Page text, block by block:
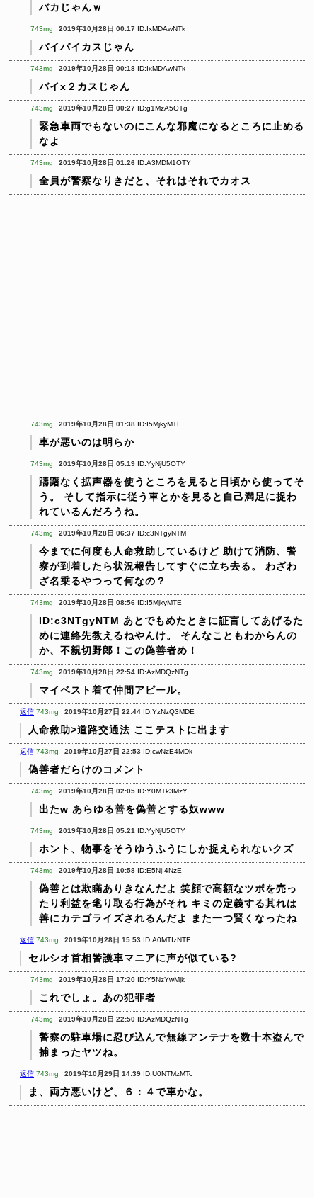
バカじゃんｗ
743mg 2019年10月28日 00:17 ID:IxMDAwNTk
バイバイカスじゃん
743mg 2019年10月28日 00:18 ID:IxMDAwNTk
バイx２カスじゃん
743mg 2019年10月28日 00:27 ID:g1MzA5OTg
緊急車両でもないのにこんな邪魔になるところに止める
なよ
743mg 2019年10月28日 01:26 ID:A3MDM1OTY
全員が警察なりきだと、それはそれでカオス
743mg 2019年10月28日 01:38 ID:I5MjkyMTE
車が悪いのは明らか
743mg 2019年10月28日 05:19 ID:YyNjU5OTY
躊躇なく拡声器を使うところを見ると日頃から使ってそ
う。
そして指示に従う車とかを見ると自己満足に捉わ
れているんだろうね。
743mg 2019年10月28日 06:37 ID:c3NTgyNTM
今までに何度も人命救助しているけど 助けて消防、警
察が到着したら状況報告してすぐに立ち去る。
わざわ
ざ名乗るやつって何なの？
743mg 2019年10月28日 08:56 ID:I5MjkyMTE
ID:c3NTgyNTM あとでもめたときに証言してあげるた
めに連絡先教えるねやんけ。
そんなこともわからんの
か、不親切野郎！この偽善者め！
743mg 2019年10月28日 22:54 ID:AzMDQzNTg
マイベスト着て仲間アピール。
返信 743mg 2019年10月27日 22:44 ID:YzNzQ3MDE
人命救助>道路交通法 ここテストに出ます
返信 743mg 2019年10月27日 22:53 ID:cwNzE4MDk
偽善者だらけのコメント
743mg 2019年10月28日 02:05 ID:Y0MTk3MzY
出たw あらゆる善を偽善とする奴www
743mg 2019年10月28日 05:21 ID:YyNjU5OTY
ホント、物事をそうゆうふうにしか捉えられないクズ
743mg 2019年10月28日 10:58 ID:E5NjI4NzE
偽善とは欺瞞ありきなんだよ 笑顔で高額なツボを売っ
たり利益を毟り取る行為がそれ キミの定義する其れは
善にカテゴライズされるんだよ
また一つ賢くなったね
返信 743mg 2019年10月28日 15:53 ID:A0MTIzNTE
セルシオ首相警護車マニアに声が似ている?
743mg 2019年10月28日 17:20 ID:Y5NzYwMjk
これでしょ。あの犯罪者
743mg 2019年10月28日 22:50 ID:AzMDQzNTg
警察の駐車場に忍び込んで無線アンテナを数十本盗んで
捕まったヤツね。
返信 743mg 2019年10月29日 14:39 ID:U0NTMzMTc
ま、両方悪いけど、６：４で車かな。